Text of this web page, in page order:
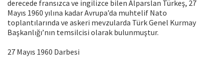
derecede fransızca ve ingilizce bilen Alparslan Türkeş, 27
Mayıs 1960 yılına kadar Avrupa’da muhtelif Nato
toplantılarında ve askeri mevzularda Türk Genel Kurmay
Başkanlığı’nın temsilcisi olarak bulunmuştur.
27 Mayıs 1960 Darbesi